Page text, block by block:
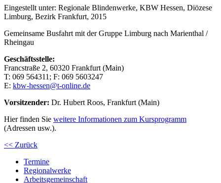
Eingestellt unter: Regionale Blindenwerke, KBW Hessen, Diözese
Limburg, Bezirk Frankfurt, 2015
Gemeinsame Busfahrt mit der Gruppe Limburg nach Marienthal /
Rheingau
Geschäftsstelle:
Francstraße 2, 60320 Frankfurt (Main)
T: 069 564311 ; F: 069 5603247
E: kbw-hessen@t-online.de
Vorsitzender: Dr. Hubert Roos, Frankfurt (Main)
Hier finden Sie weitere Informationen zum Kursprogramm
(Adressen usw.).
<< Zurück
Termine
Regionalwerke
Arbeitsgemeinschaft